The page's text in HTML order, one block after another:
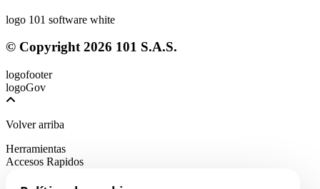
© Copyright2026 101 S.A.S.
Volver arriba
Herramientas
Accesos Rapidos